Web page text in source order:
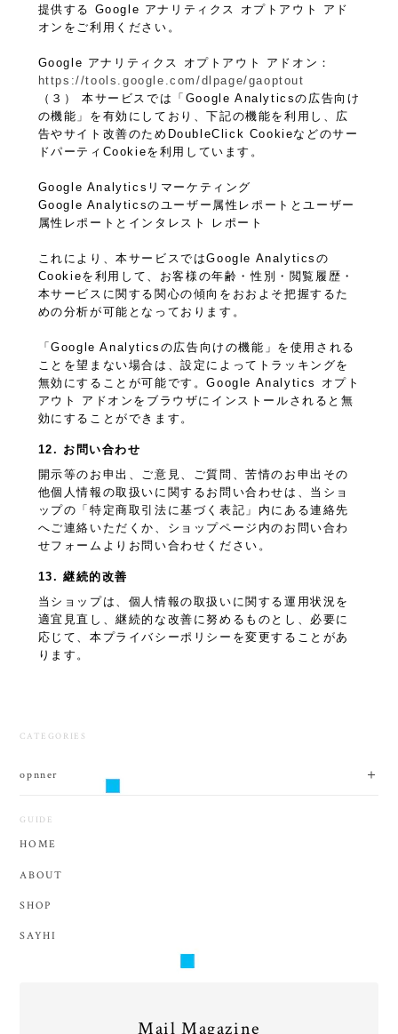
提供する Google アナリティクス オプトアウト アド
オンをご利用ください。
Google アナリティクス オプトアウト アドオン：
https://tools.google.com/dlpage/gaoptout
（３） 本サービスでは「Google Analyticsの広告向け
の機能」を有効にしており、下記の機能を利用し、広
告やサイト改善のためDoubleClick Cookieなどのサー
ドパーティCookieを利用しています。
Google Analyticsリマーケティング
Google Analyticsのユーザー属性レポートとユーザー
属性レポートとインタレスト レポート
これにより、本サービスではGoogle Analyticsの
Cookieを利用して、お客様の年齢・性別・閲覧履歴・
本サービスに関する関心の傾向をおおよそ把握するた
めの分析が可能となっております。
「Google Analyticsの広告向けの機能」を使用される
ことを望まない場合は、設定によってトラッキングを
無効にすることが可能です。Google Analytics オプト
アウト アドオンをブラウザにインストールされると無
効にすることができます。
12. お問い合わせ
開示等のお申出、ご意見、ご質問、苦情のお申出その
他個人情報の取扱いに関するお問い合わせは、当ショ
ップの「特定商取引法に基づく表記」内にある連絡先
へご連絡いただくか、ショップページ内のお問い合わ
せフォームよりお問い合わせください。
13. 継続的改善
当ショップは、個人情報の取扱いに関する運用状況を
適宜見直し、継続的な改善に努めるものとし、必要に
応じて、本プライバシーポリシーを変更することがあ
ります。
CATEGORIES
opnner
GUIDE
HOME
ABOUT
SHOP
SAYHI
Mail Magazine